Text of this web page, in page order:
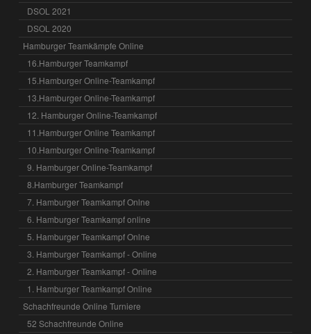
DSOL 2021
DSOL 2020
Hamburger Teamkämpfe Online
16.Hamburger Teamkampf
15.Hamburger Online-Teamkampf
13.Hamburger Online-Teamkampf
12. Hamburger Online-Teamkampf
11.Hamburger Online Teamkampf
10.Hamburger Online-Teamkampf
9. Hamburger Online-Teamkampf
8.Hamburger Teamkampf
7. Hamburger Teamkampf Onlne
6. Hamburger Teamkampf online
5. Hamburger Teamkampf Onlne
3. Hamburger Teamkampf - Online
2. Hamburger Teamkampf - Online
1. Hamburger Teamkampf Online
Schachfreunde Online Turniere
52 Schachfreunde Online